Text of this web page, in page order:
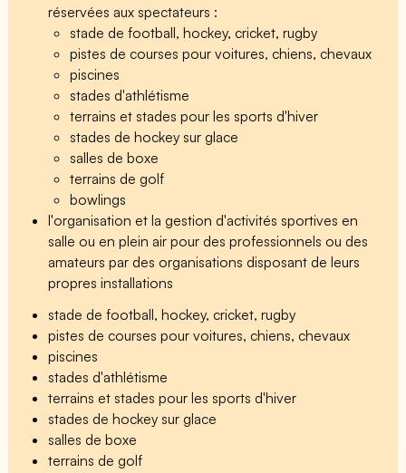
réservées aux spectateurs :
stade de football, hockey, cricket, rugby
pistes de courses pour voitures, chiens, chevaux
piscines
stades d'athlétisme
terrains et stades pour les sports d'hiver
stades de hockey sur glace
salles de boxe
terrains de golf
bowlings
l'organisation et la gestion d'activités sportives en
salle ou en plein air pour des professionnels ou des
amateurs par des organisations disposant de leurs
propres installations
stade de football, hockey, cricket, rugby
pistes de courses pour voitures, chiens, chevaux
piscines
stades d'athlétisme
terrains et stades pour les sports d'hiver
stades de hockey sur glace
salles de boxe
terrains de golf